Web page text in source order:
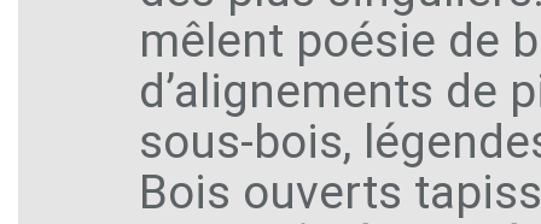
mêlent poésie de
d’alignements de
sous-bois,
Bois ouverts